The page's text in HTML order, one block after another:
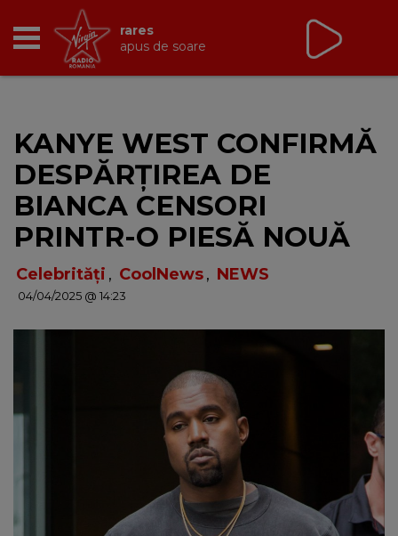
BREAKFAST
TIC TALK
CÂȘTIGĂ
HOT 30
DANCEFLOOR CHART
cu Virgin Radio Romania
24/24
KANYE WEST CONFIRMĂ
DESPĂRȚIREA DE
BIANCA CENSORI
PRINTR-O PIESĂ NOUĂ
Celebrități , CoolNews, NEWS
04/04/2025 @ 14:23